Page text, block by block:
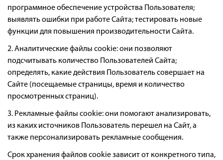
программное обеспечение устройства Пользователя;
выявлять ошибки при работе Сайта; тестировать новые
функции для повышения производительности Сайта.
2. Аналитические файлы cookie: они позволяют
подсчитывать количество Пользователей Сайта;
определять, какие действия Пользователь совершает на
Сайте (посещаемые страницы, время и количество
просмотренных страниц).
3. Рекламные файлы cookie: они помогают анализировать,
из каких источников Пользователь перешел на Сайт, а
также персонализировать рекламные сообщения.
Срок хранения файлов cookie зависит от конкретного типа,